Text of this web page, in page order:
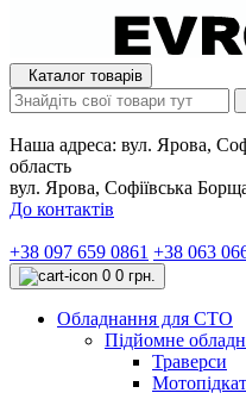
Каталог товарів
Наша адреса: вул. Ярова,
область
вул. Ярова, Софіївська
До контактів
+38 097 659 0861 +38 063
0 0 грн.
Обладнання для СТО
Підйомне
Траверси